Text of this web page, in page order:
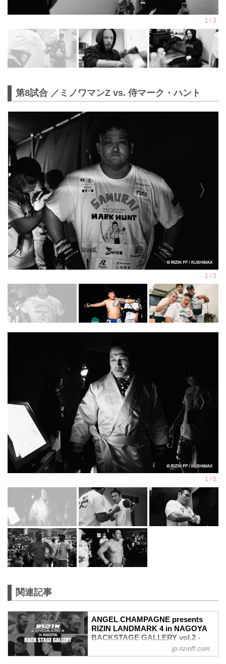
第8試合 ／ミノワマンZ vs. 侍マーク・ハント
関連記事
ANGEL CHAMPAGNE presents
RIZIN LANDMARK 4 in NAGOYA
BACKSTAGE GALLERY vol.2 -
RIZIN FIGHTING FEDERATION オ
フィシャルサイト
jp.rizinff.com